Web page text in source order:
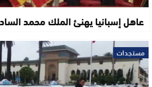
عاهل إسبانيا يهنئ الملك محمد
مستجدات